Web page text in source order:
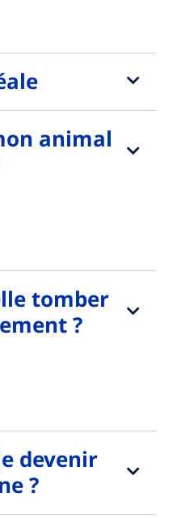
animal
tomber
?
devenir
?